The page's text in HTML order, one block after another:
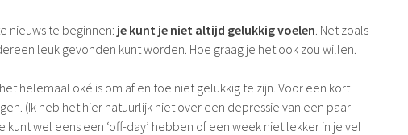
nieuws te beginnen: je kunt je niet altijd gelukkig voelen. Net zoals
leuk gevonden kunt worden. Hoe graag je het ook zou willen.
helemaal oké is om af en toe niet gelukkig te zijn. Voor een kort
(Ik heb het hier natuurlijk niet over een depressie van een paar
kunt wel eens een ‘off-day’ hebben of een week niet lekker in je vel